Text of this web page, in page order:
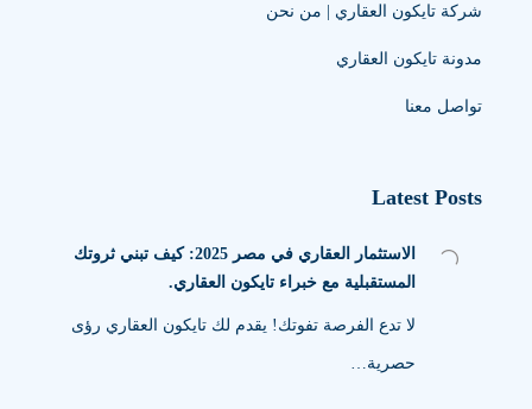
شركة تايكون العقاري | من نحن
مدونة تايكون العقاري
تواصل معنا
Latest Posts
الاستثمار العقاري في مصر 2025: كيف تبني ثروتك
المستقبلية مع خبراء تايكون العقاري.
لا تدع الفرصة تفوتك! يقدم لك تايكون العقاري رؤى
حصرية…